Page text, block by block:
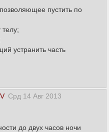
пустить по
устранить часть
Срд 14 Авг 2013
до двух часов ночи